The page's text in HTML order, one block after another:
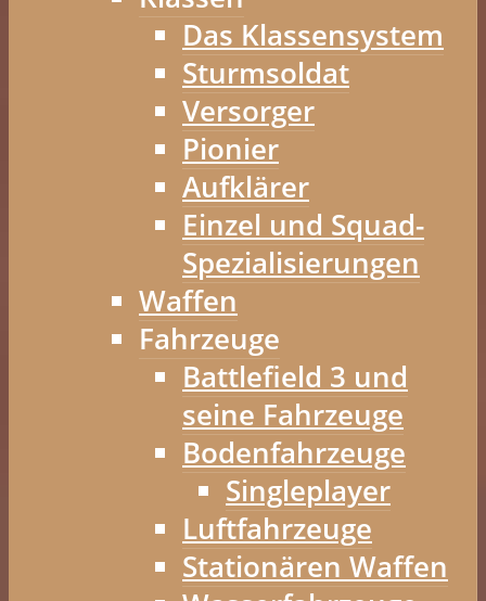
Das Klassensystem
Sturmsoldat
Versorger
Pionier
Aufklärer
Einzel und Squad-
Spezialisierungen
Waffen
Fahrzeuge
Battlefield 3 und
seine Fahrzeuge
Bodenfahrzeuge
Singleplayer
Luftfahrzeuge
Stationären Waffen